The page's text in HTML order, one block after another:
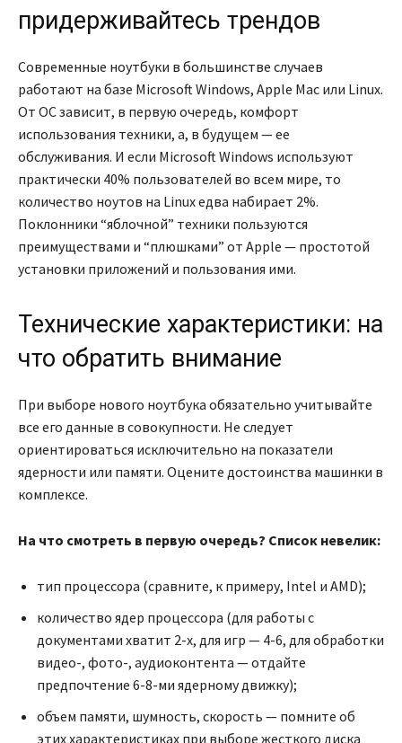
придерживайтесь трендов
Современные ноутбуки в большинстве случаев
работают на базе Microsoft Windows, Apple Mac или Linux.
От ОС зависит, в первую очередь, комфорт
использования техники, а, в будущем — ее
обслуживания. И если Microsoft Windows используют
практически 40% пользователей во всем мире, то
количество ноутов на Linux едва набирает 2%.
Поклонники “яблочной” техники пользуются
преимуществами и “плюшками” от Apple — простотой
установки приложений и пользования ими.
Технические характеристики: на
что обратить внимание
При выборе нового ноутбука обязательно учитывайте
все его данные в совокупности. Не следует
ориентироваться исключительно на показатели
ядерности или памяти. Оцените достоинства машинки в
комплексе.
На что смотреть в первую очередь? Список невелик:
тип процессора (сравните, к примеру, Intel и AMD);
количество ядер процессора (для работы с
документами хватит 2-х, для игр — 4-6, для обработки
видео-, фото-, аудиоконтента — отдайте
предпочтение 6-8-ми ядерному движку);
объем памяти, шумность, скорость — помните об
этих характеристиках при выборе жесткого диска